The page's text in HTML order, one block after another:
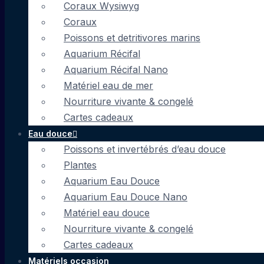
Coraux Wysiwyg
Coraux
Poissons et detritivores marins
Aquarium Récifal
Aquarium Récifal Nano
Matériel eau de mer
Nourriture vivante & congelé
Cartes cadeaux
Eau douce
Poissons et invertébrés d’eau douce
Plantes
Aquarium Eau Douce
Aquarium Eau Douce Nano
Matériel eau douce
Nourriture vivante & congelé
Cartes cadeaux
Matériels occasion